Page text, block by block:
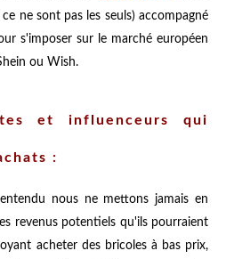
ne sont pas les seuls) accompagné
s'imposer sur le marché européen
ou Wish.
et influenceurs qui
:
nous ne mettons jamais en
revenus potentiels qu'ils pourraient
acheter des bricoles à bas prix,